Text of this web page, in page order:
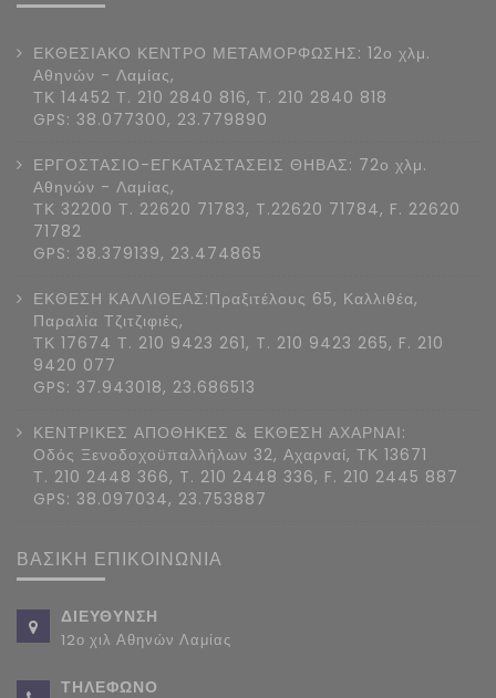
ΕΚΘΕΣΙΑΚΟ ΚΕΝΤΡΟ ΜΕΤΑΜΟΡΦΩΣΗΣ: 12ο χλμ.
Αθηνών - Λαμίας,
ΤΚ 14452 Τ. 210 2840 816, Τ. 210 2840 818
GPS: 38.077300, 23.779890
ΕΡΓΟΣΤΑΣΙΟ-ΕΓΚΑΤΑΣΤΑΣΕΙΣ ΘΗΒΑΣ: 72ο χλμ.
Αθηνών - Λαμίας,
ΤΚ 32200 Τ. 22620 71783, T.22620 71784, F. 22620
71782
GPS: 38.379139, 23.474865
ΕΚΘΕΣΗ ΚΑΛΛΙΘΕΑΣ:Πραξιτέλους 65, Καλλιθέα,
Παραλία Τζιτζιφιές,
ΤΚ 17674 Τ. 210 9423 261, T. 210 9423 265, F. 210
9420 077
GPS: 37.943018, 23.686513
ΚΕΝΤΡΙΚΕΣ ΑΠΟΘΗΚΕΣ & ΕΚΘΕΣΗ ΑΧΑΡΝΑΙ:
Οδός Ξενοδοχοϋπαλλήλων 32, Αχαρναί, ΤΚ 13671
Τ. 210 2448 366, T. 210 2448 336, F. 210 2445 887
GPS: 38.097034, 23.753887
ΒΑΣΙΚΗ ΕΠΙΚΟΙΝΩΝΙΑ
ΔΙΕΥΘΥΝΣΗ
12ο χιλ Αθηνών Λαμίας
ΤΗΛΕΦΩΝΟ